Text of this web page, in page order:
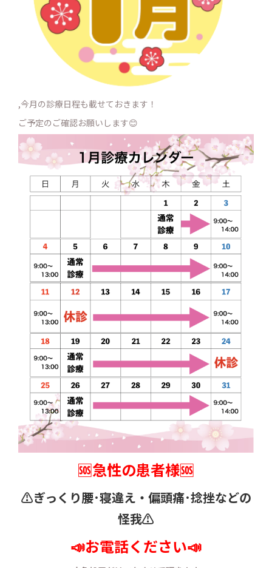
,今月の診療日程も載せておきます！
ご予定のご確認お願いします😊
🆘急性の患者様🆘
⚠️ぎっくり腰･寝違え・ 偏頭痛･捻挫などの
怪我⚠️
📣お電話ください📣